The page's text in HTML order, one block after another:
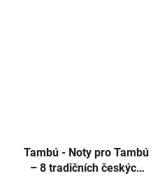
Tambú - Noty pro Tambú
– 8 tradičních českých